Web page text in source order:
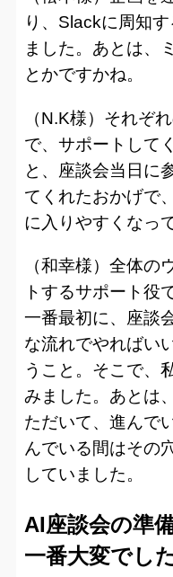
り、Slackに周知
ました。あとは、
とかですかね。
（N.K様）それぞ
で、サポートして
と、座談会当日に
てくれたおかげで
に入りやすくなっ
（和幸様）全体の
トするサポート役
一番最初に、座談
な流れでやればい
うこと。そこで、
みました。あとは
ただいて、進んで
んでいる間はその
していました。
AI座談会の準
一番大変でし